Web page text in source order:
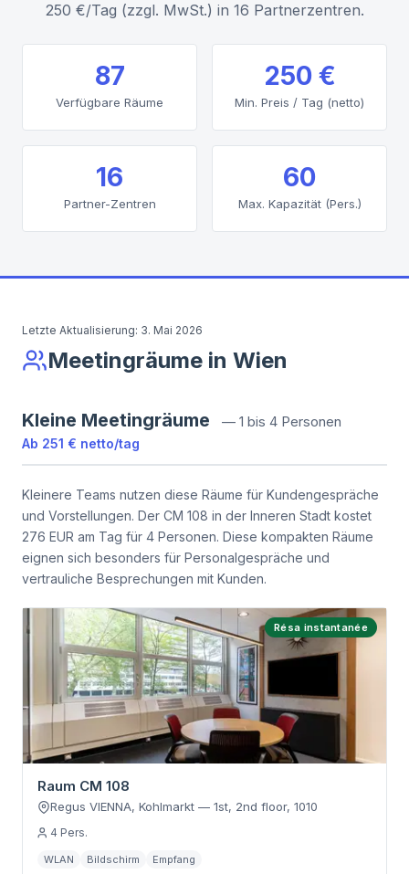
250 €/Tag (zzgl. MwSt.) in 16 Partnerzentren.
87
Verfügbare Räume
250 €
Min. Preis / Tag (netto)
16
Partner-Zentren
60
Max. Kapazität (Pers.)
Letzte Aktualisierung: 3. Mai 2026
Meetingräume in Wien
Kleine Meetingräume — 1 bis 4 Personen
Ab 251 € netto/tag
Kleinere Teams nutzen diese Räume für Kundengespräche
und Vorstellungen. Der CM 108 in der Inneren Stadt kostet
276 EUR am Tag für 4 Personen. Diese kompakten Räume
eignen sich besonders für Personalgespräche und
vertrauliche Besprechungen mit Kunden.
Résa instantanée
Raum CM 108
Regus VIENNA, Kohlmarkt — 1st, 2nd floor, 1010
4 Pers.
WLAN Bildschirm Empfang